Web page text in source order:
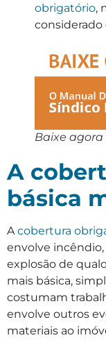
obrigatório,
considerado
Baixe agora
A
básica
A cobertura
envolve incêndio,
explosão de
mais básica,
costumam
envolve outros
materiais ao